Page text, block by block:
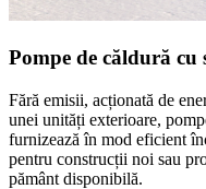
Pompe de căldură cu
Fără emisii, acționată de
unei unități exterioare,
furnizează în mod eficient
pentru construcții noi sau
pământ disponibilă.